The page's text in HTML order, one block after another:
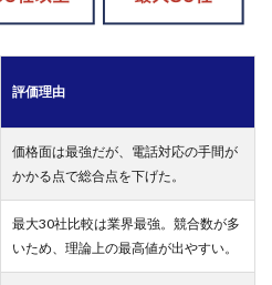
評価理由
価格面は最強だが、電話対応の手間が
かかる点で総合点を下げた。
最大30社比較は業界最強。競合数が多
いため、理論上の最高値が出やすい。